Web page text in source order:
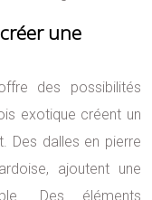
une
des possibilités
exotique créent un
Des dalles en pierre
ajoutent une
Des éléments